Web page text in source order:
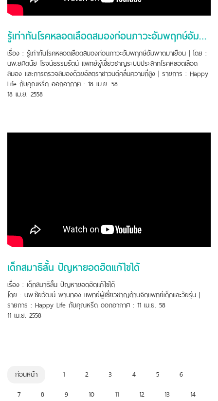
รู้เท่าทันโรคหลอดเลือดสมองก่อนภาวะอัมพฤกษ์อัมพาตมาเยือน
เรื่อง : รู้เท่าทันโรคหลอดเลือดสมองก่อนภาวะอัมพฤกษ์อัมพาตมาเยือน | โดย :
นพ.ยศดนัย โรจน์ธรรมรัตน์ แพทย์ผู้เชี่ยวชาญระบบประสาทโรคหลอดเลือด
สมอง และการตรวจสมองด้วยอัลตราซาวนด์คลื่นความถี่สูง | รายการ : Happy
Life กับคุณหรีด ออกอากาศ : 18 เม.ย. 58
18 เม.ย. 2558
เด็กสมาธิสั้น ปัญหายอดฮิตแก้ไขได้
เรื่อง : เด็กสมาธิสั้น ปัญหายอดฮิตแก้ไขได้
โดย : นพ.ชัยวัฒน์ พานทอง แพทย์ผู้เชี่ยวชาญด้านจิตแพทย์เด็กและวัยรุ่น |
รายการ : Happy Life กับคุณหรีด ออกอากาศ : 11 เม.ย. 58
11 เม.ย. 2558
ก่อนหน้า 1 2 3 4 5
6
7
8 9 10 11 12 13
14